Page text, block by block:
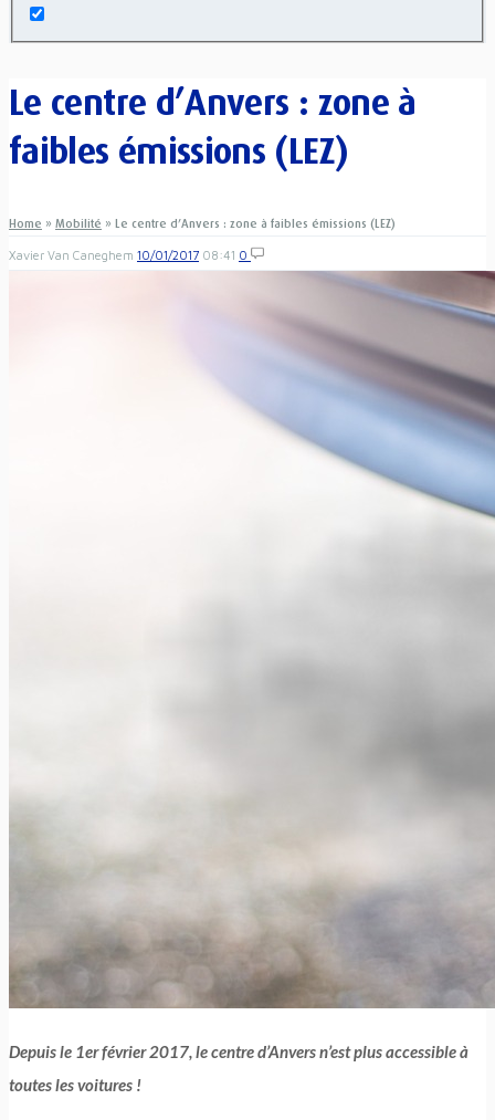
Le centre d’Anvers : zone à
faibles émissions (LEZ)
Home » Mobilité » Le centre d’Anvers : zone à faibles émissions (LEZ)
Xavier Van Caneghem 10/01/2017 08:41 0
Depuis le 1er février 2017, le centre d’Anvers n’est plus accessible à
toutes les voitures !